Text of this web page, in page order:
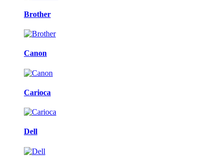
Brother
Canon
Carioca
Dell